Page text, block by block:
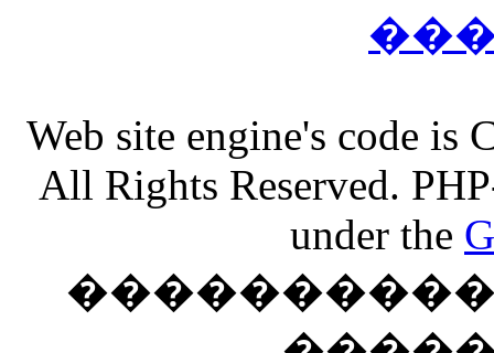
Web site engine's code
All Rights Reserved.
under the
����������